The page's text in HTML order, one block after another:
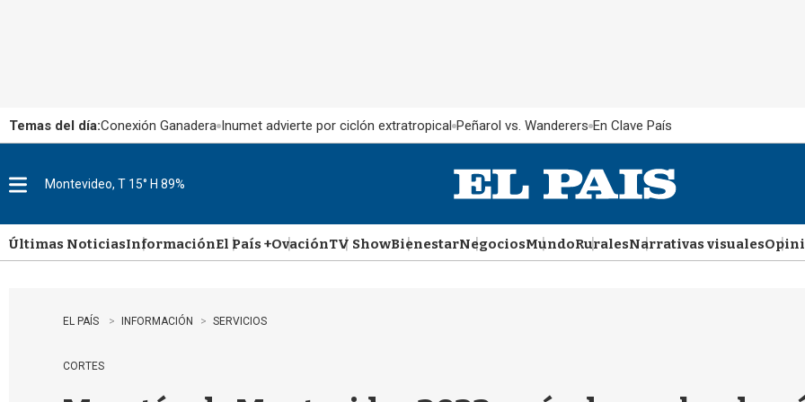
Temas del día:Conexión Ganadera Inumet advierte por ciclón extratropical Peñarol vs. Wanderers En Clave País
u
Montevideo, T 15° H 89%
Últimas NoticiasInformaciónEl País +OvaciónTV ShowBienestarNegociosMundoRuralesNarrativas visuales
EL PAÍS INFORMACIÓN SERVICIOS
CORTES